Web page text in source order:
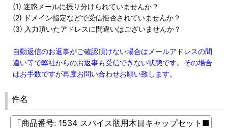
(1) 迷惑メールに振り分けられていませんか？
(2) ドメイン指定などで受信拒否されていませんか？
(3) 入力頂いたアドレスに間違いはございませんか？
自動返信のお返事がご確認頂けない場合はメールアドレスの間
違い等で弊社からのお返事も受信できない状態です。その場合
はお手数ですが再度お問い合わせお願い致します。
件名